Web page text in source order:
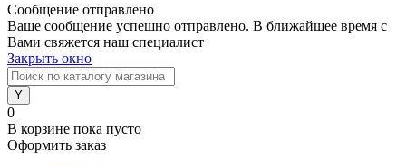
Сообщение отправлено
Ваше сообщение успешно отправлено. В ближайшее время с
Вами свяжется наш специалист
Закрыть окно
0
В корзине пока пусто
Оформить заказ